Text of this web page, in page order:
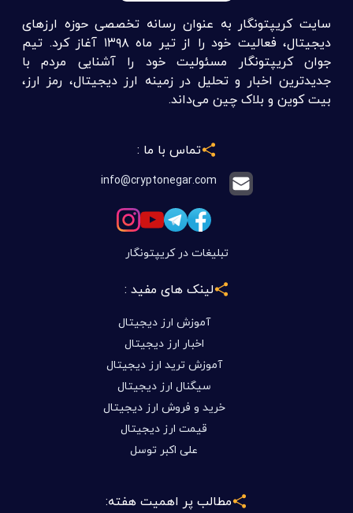
سایت کریپتونگار به عنوان رسانه تخصصی حوزه ارزهای
دیجیتال، فعالیت خود را از تیر ماه ۱۳۹۸ آغاز کرد. تیم
جوان کریپتونگار مسئولیت خود را آشنایی مردم با
جدیدترین اخبار و تحلیل در زمینه ارز دیجیتال، رمز ارز،
بیت کوین و بلاک چین می‌داند.
تماس با ما :
info@cryptonegar.com
تبلیغات در کریپتونگار
لینک های مفید :
آموزش ارز دیجیتال
اخبار ارز دیجیتال
آموزش ترید ارز دیجیتال
سیگنال ارز دیجیتال
خرید و فروش ارز دیجیتال
قیمت ارز دیجیتال
علی اکبر توسل
مطالب پر اهمیت هفته: